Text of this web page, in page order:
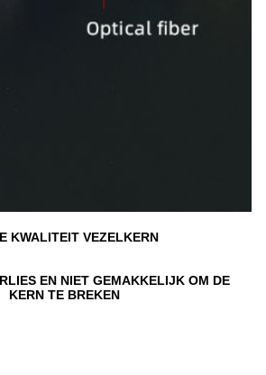
KWALITEIT VEZELKERN
EN NIET GEMAKKELIJK OM DE
KERN TE BREKEN